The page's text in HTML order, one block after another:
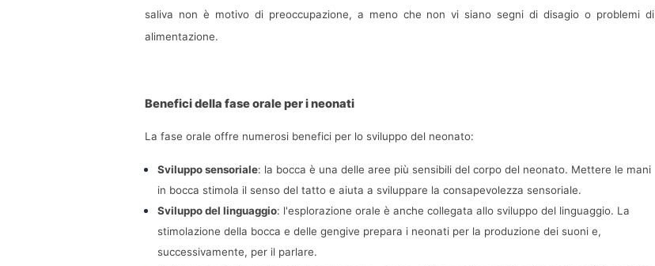
saliva non è motivo di preoccupazione, a meno che non vi siano segni di disagio o problemi di
alimentazione.
Benefici della fase orale per i neonati
La fase orale offre numerosi benefici per lo sviluppo del neonato:
Sviluppo sensoriale: la bocca è una delle aree più sensibili del corpo del neonato. Mettere le mani
in bocca stimola il senso del tatto e aiuta a sviluppare la consapevolezza sensoriale.
Sviluppo del linguaggio: l'esplorazione orale è anche collegata allo sviluppo del linguaggio. La
stimolazione della bocca e delle gengive prepara i neonati per la produzione dei suoni e,
successivamente, per il parlare.